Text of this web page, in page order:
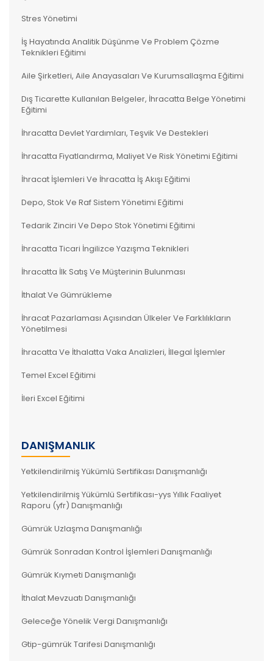
Stres Yönetimi
İş Hayatında Analitik Düşünme Ve Problem Çözme
Teknikleri Eğitimi
Aile Şirketleri, Aile Anayasaları Ve Kurumsallaşma Eğitimi
Dış Ticarette Kullanılan Belgeler, İhracatta Belge Yönetimi
Eğitimi
İhracatta Devlet Yardımları, Teşvik Ve Destekleri
İhracatta Fiyatlandırma, Maliyet Ve Risk Yönetimi Eğitimi
İhracat İşlemleri Ve İhracatta İş Akışı Eğitimi
Depo, Stok Ve Raf Sistem Yönetimi Eğitimi
Tedarik Zinciri Ve Depo Stok Yönetimi Eğitimi
İhracatta Ticari İngilizce Yazışma Teknikleri
İhracatta İlk Satış Ve Müşterinin Bulunması
İthalat Ve Gümrükleme
İhracat Pazarlaması Açısından Ülkeler Ve Farklılıkların
Yönetilmesi
İhracatta Ve İthalatta Vaka Analizleri, İllegal İşlemler
Temel Excel Eğitimi
İleri Excel Eğitimi
DANIŞMANLIK
Yetkilendirilmiş Yükümlü Sertifikası Danışmanlığı
Yetkilendirilmiş Yükümlü Sertifikası-yys Yıllık Faaliyet
Raporu (yfr) Danışmanlığı
Gümrük Uzlaşma Danışmanlığı
Gümrük Sonradan Kontrol İşlemleri Danışmanlığı
Gümrük Kıymeti Danışmanlığı
İthalat Mevzuatı Danışmanlığı
Geleceğe Yönelik Vergi Danışmanlığı
Gtip-gümrük Tarifesi Danışmanlığı